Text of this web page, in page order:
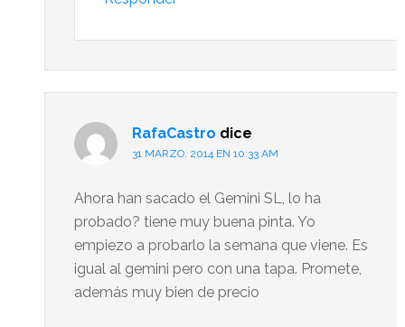
RafaCastro dice
31 MARZO, 2014 EN 10:33 AM
Ahora han sacado el Gemini SL, lo ha
probado? tiene muy buena pinta. Yo
empiezo a probarlo la semana que viene. Es
igual al gemini pero con una tapa. Promete,
además muy bien de precio